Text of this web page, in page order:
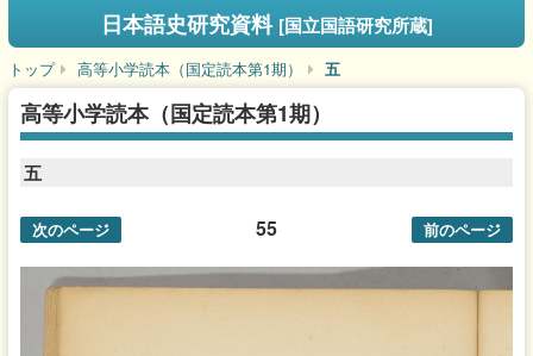
日本語史研究資料 [国立国語研究所蔵]
トップ 高等小学読本（国定読本第1期） 五
高等小学読本（国定読本第1期）
五
55
次のページ 前のページ